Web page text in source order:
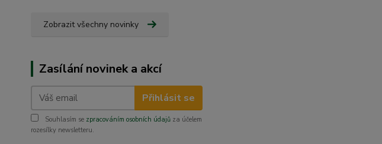
Zobrazit všechny novinky
Zasílání novinek a akcí
Přihlásit se
Souhlasím se zpracováním osobních údajů za účelem
rozesílky newsletteru.